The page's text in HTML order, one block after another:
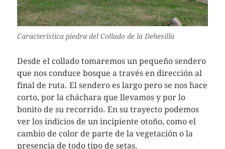
Característica piedra del Collado de la Dehesilla
Desde el collado tomaremos un pequeño sendero
que nos conduce bosque a través en dirección al
final de ruta. El sendero es largo pero se nos hace
corto, por la cháchara que llevamos y por lo
bonito de su recorrido. En su trayecto podemos
ver los indicios de un incipiente otoño, como el
cambio de color de parte de la vegetación o la
presencia de todo tipo de setas.